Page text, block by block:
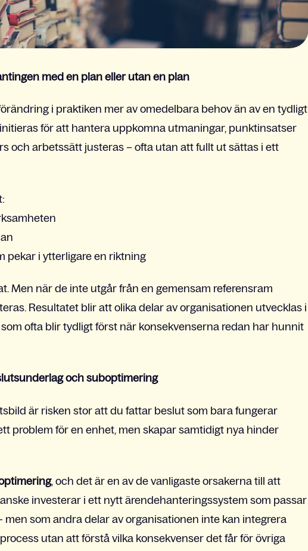
med en plan eller utan en plan
i praktiken mer av omedelbara behov än av en tydligt
för att hantera uppkomna utmaningar, punktinsatser
och arbetssätt justeras – ofta utan att fullt ut sättas i ett
pekar i ytterligare en riktning
Men när de inte utgår från en gemensam referensram
Resultatet blir att olika delar av organisationen utvecklas i
ofta blir tydligt först när konsekvenserna redan har hunnit
och suboptimering
är risken stor att du fattar beslut som bara fungerar
problem för en enhet, men skapar samtidigt nya hinder
, och det är en av de vanligaste orsakerna till att
investerar i ett nytt ärendehanteringssystem som passar
men som andra delar av organisationen inte kan integrera
utan att förstå vilka konsekvenser det får för övriga